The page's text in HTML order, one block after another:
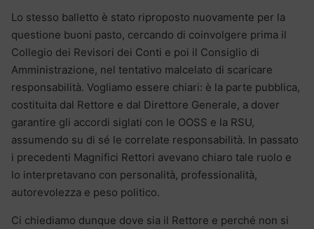
Lo stesso balletto è stato riproposto nuovamente per la
questione buoni pasto, cercando di coinvolgere prima il
Collegio dei Revisori dei Conti e poi il Consiglio di
Amministrazione, nel tentativo malcelato di scaricare
responsabilità. Vogliamo essere chiari: è la parte pubblica,
costituita dal Rettore e dal Direttore Generale, a dover
garantire gli accordi siglati con le OOSS e la RSU,
assumendo su di sé le correlate responsabilità. In passato
i precedenti Magnifici Rettori avevano chiaro tale ruolo e
lo interpretavano con personalità, professionalità,
autorevolezza e peso politico.
Ci chiediamo dunque dove sia il Rettore e perché non si